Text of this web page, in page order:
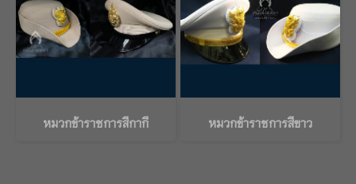
หมวกข้าราชการสีกากี หมวกข้าราชการสีขาว